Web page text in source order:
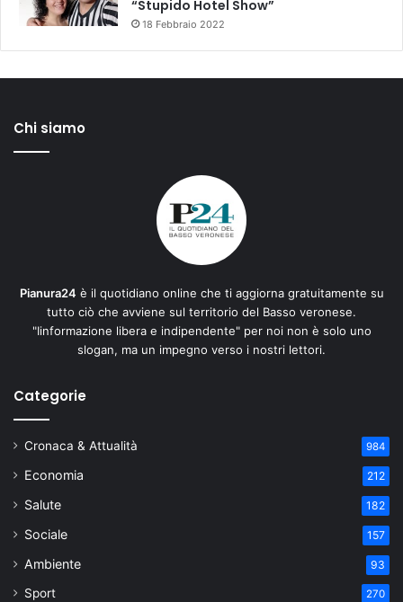
“Stupido Hotel Show”
18 Febbraio 2022
Chi siamo
Pianura24 è il quotidiano online che ti aggiorna gratuitamente su
tutto ciò che avviene sul territorio del Basso veronese.
"Iinformazione libera e indipendente" per noi non è solo uno
slogan, ma un impegno verso i nostri lettori.
Categorie
Cronaca & Attualità 984
Economia 212
Salute 182
Sociale 157
Ambiente 93
Sport 270